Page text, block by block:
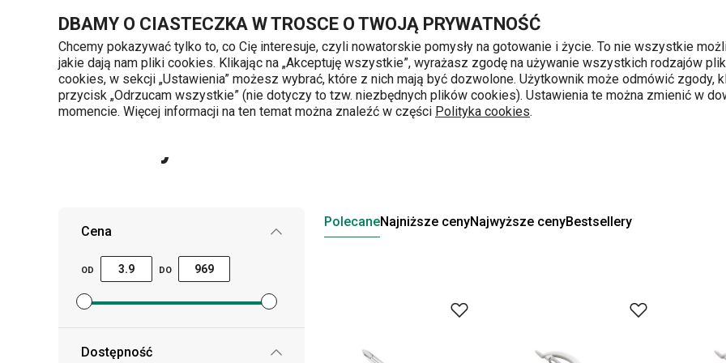
DBAMY O CIASTECZKA W TROSCE O TWOJĄ PRYWATNOŚĆ
Chcemy pokazywać tylko to, co Cię interesuje, czyli nowatorskie pomysły na gotowanie i życie. To nie wszystkie
jakie dają nam pliki cookies. Klikając na „Akceptuję wszystkie”, wyrażasz zgodę na używanie wszystkich rodzajów
cookies, w sekcji „Ustawienia” możesz wybrać, które z nich mają być dozwolone. Użytkownik może odmówić zgody,
przycisk „Odrzucam wszystkie” (nie dotyczy to tzw. niezbędnych plików cookies). Ustawienia te można zmienić w
momencie. Więcej informacji na ten temat można znaleźć w części Polityka cookies.
Przejdź do głównej zawartości
Przejdź do wyszukiwania
Przejdź do nawigacji
Kategorie produktów 720 809 700
Poniedziałek - piątek od 8 do 16
Cena
OD DO
Ustaw filtr ceny minimalnej
Ustaw filtr ceny maksymalnej
Dostępność
PolecaneNajniższe cenyNajwyższe cenyBestsellery